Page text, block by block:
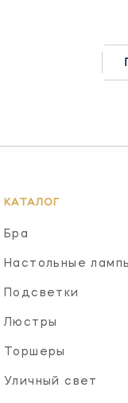
КАТАЛОГ
Бра
Настольные
Подсветки
Люстры
Торшеры
Уличный свет